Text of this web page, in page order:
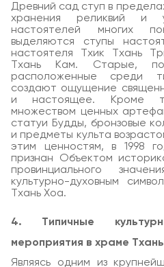
Древний сад ступ в
хранения реликвий и
настоятелей многих
выделяются ступы
настоятеля Тхик Тхань
Тхань Кам. Старые,
расположенные среди
создают ощущение
и настоящее. Кроме
множеством ценных
статуи Будды, бронзовые
и предметы культа
этим ценностям, в 1998
признан Объектом
провинциального
культурно-духовным
Тхань Хоа.
4. Типичные
мероприятия в храме
Являясь одним из